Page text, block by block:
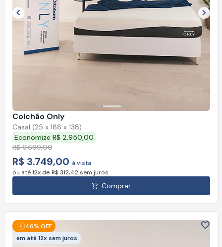
Imagem anterior
Colchão Only
Casal (25 x 188 x 138)
Economize R$ 2.950,00
R$ 6.699,00
R$ 3.749,00 à vista
ou até12x de R$ 312,42sem juros
Comprar
46% OFF
em até 12x sem juros